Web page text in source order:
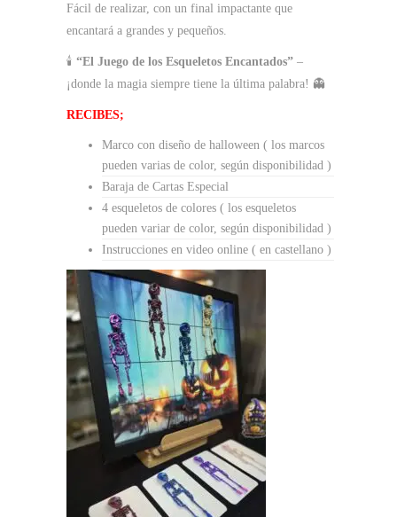
Fácil de realizar, con un final impactante que
encantará a grandes y pequeños.
🕯️ “El Juego de los Esqueletos Encantados” –
¡donde la magia siempre tiene la última palabra! 👻
RECIBES;
Marco con diseño de halloween ( los marcos
pueden varias de color, según disponibilidad )
Baraja de Cartas Especial
4 esqueletos de colores ( los esqueletos
pueden variar de color, según disponibilidad )
Instrucciones en video online ( en castellano )